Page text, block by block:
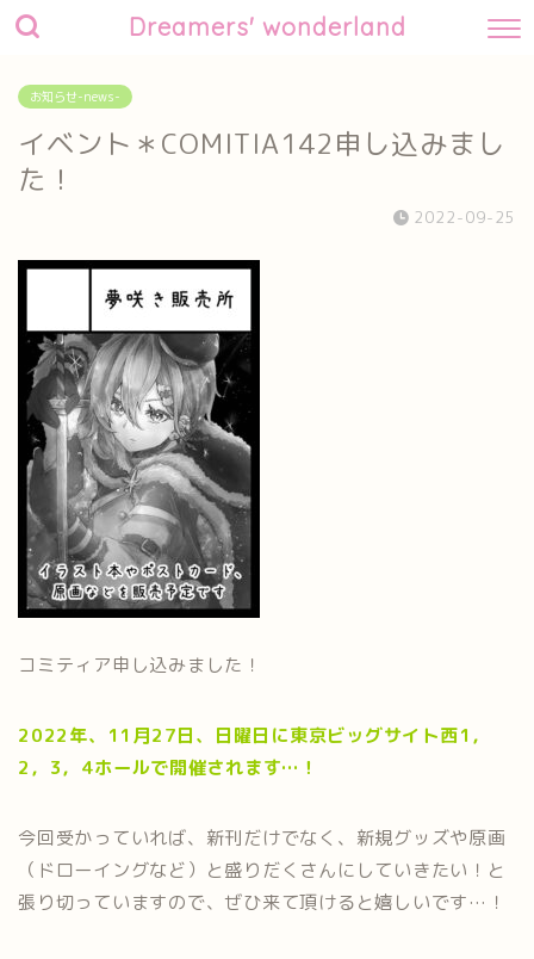
Dreamers' wonderland
お知らせ-news-
イベント＊COMITIA142申し込みまし
た！
2022-09-25
コミティア申し込みました！
2022年、11月27日、日曜日に東京ビッグサイト西1，
2，3，4ホールで開催されます…！
今回受かっていれば、新刊だけでなく、新規グッズや原画
（ドローイングなど）と盛りだくさんにしていきたい！と
張り切っていますので、ぜひ来て頂けると嬉しいです…！